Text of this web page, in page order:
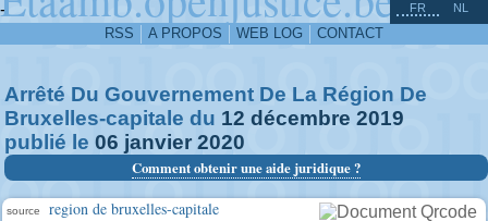
-
RSS A PROPOS WEB LOG CONTACT
FR NL
Arrêté Du Gouvernement De La Région De
Bruxelles-capitale du 12 décembre 2019
publié le 06 janvier 2020
Comment obtenir une aide juridique ?
source region de bruxelles-capitale
^